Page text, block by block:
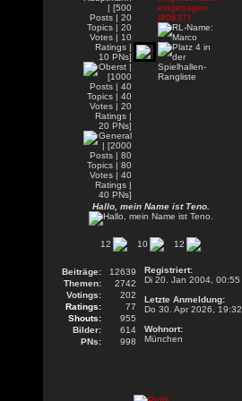
Hallo, mein Name ist Teno.
12 10 12
Beiträge:
12639
Themen:
2742
Votings:
202
Ratings:
77
Shouts:
955
Bilder:
614
PNs:
998
Registriert:
Di 20. Jan 2004, 00:55
Letzte Anmeldung:
Do 30. Apr 2026, 19:32
Wohnort:
München